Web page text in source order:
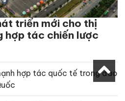
triển mới cho thị
hợp tác chiến lược
hợp tác quốc tế trong đào